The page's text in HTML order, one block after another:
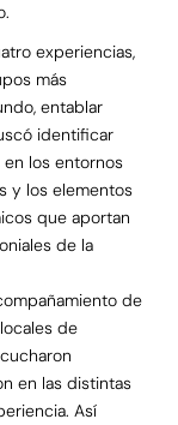
experiencias,
más
entablar
identificar
los entornos
y los elementos
que aportan
de la
de
de
en las distintas
Así